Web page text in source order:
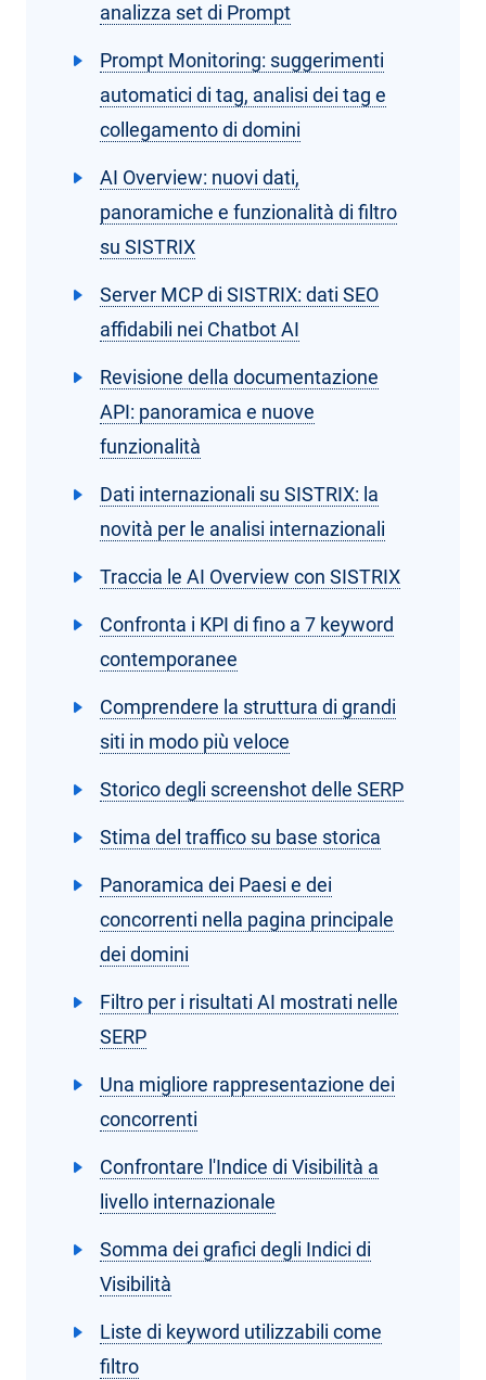
analizza set di Prompt
Prompt Monitoring: suggerimenti
automatici di tag, analisi dei tag e
collegamento di domini
AI Overview: nuovi dati,
panoramiche e funzionalità di filtro
su SISTRIX
Server MCP di SISTRIX: dati SEO
affidabili nei Chatbot AI
Revisione della documentazione
API: panoramica e nuove
funzionalità
Dati internazionali su SISTRIX: la
novità per le analisi internazionali
Traccia le AI Overview con SISTRIX
Confronta i KPI di fino a 7 keyword
contemporanee
Comprendere la struttura di grandi
siti in modo più veloce
Storico degli screenshot delle SERP
Stima del traffico su base storica
Panoramica dei Paesi e dei
concorrenti nella pagina principale
dei domini
Filtro per i risultati AI mostrati nelle
SERP
Una migliore rappresentazione dei
concorrenti
Confrontare l'Indice di Visibilità a
livello internazionale
Somma dei grafici degli Indici di
Visibilità
Liste di keyword utilizzabili come
filtro